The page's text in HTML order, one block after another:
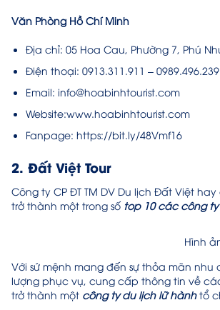
Văn Phòng Hồ Chí Minh
Địa chỉ: 05 Hoa Cau, Phường 7, Phú
Điện thoại: 0913.311.911 – 0989.496.239
Email: info@hoabinhtourist.com
Website:www.hoabinhtourist.com
Fanpage: https://bit.ly/48Vmf16
2. Đất Việt Tour
Công ty CP ĐT TM DV Du lịch Đất Việt
trở thành một trong số top 10 các công
Hình
Với sứ mệnh mang đến sự thỏa mãn
lượng phục vụ, cung cấp thông tin về
trở thành một công ty du lịch lữ hànhtổ